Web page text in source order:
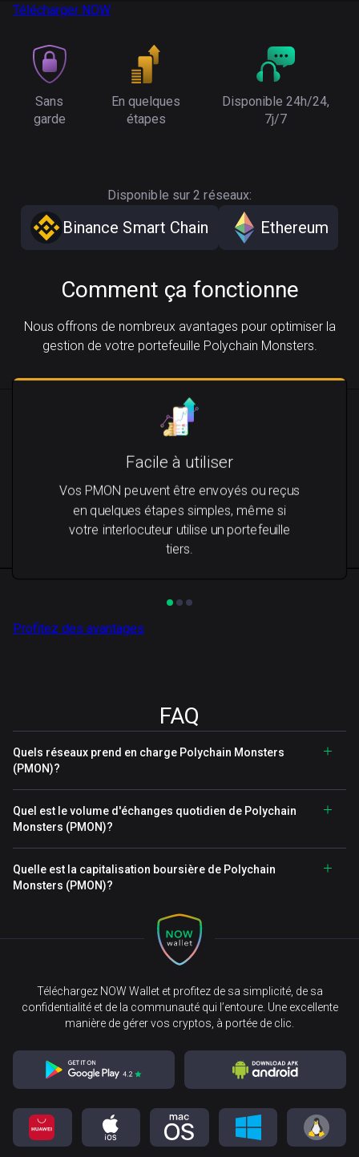
Télécharger NOW
Sans
garde
En quelques
étapes
Disponible 24h/24,
7j/7
Disponible sur 2 réseaux:
Binance Smart Chain Ethereum
Comment ça fonctionne
Nous offrons de nombreux avantages pour optimiser la
gestion de votre portefeuille Polychain Monsters.
Facile à utiliser
Vos PMON peuvent être envoyés ou reçus
en quelques étapes simples, même si
votre interlocuteur utilise un portefeuille
tiers.
Profitez des avantages
FAQ
Quels réseaux prend en charge Polychain Monsters
(PMON)?
Quel est le volume d'échanges quotidien de Polychain
Monsters (PMON)?
Quelle est la capitalisation boursière de Polychain
Monsters (PMON)?
Téléchargez NOW Wallet et profitez de sa simplicité, de sa
confidentialité et de la communauté qui l’entoure. Une excellente
manière de gérer vos cryptos, à portée de clic.